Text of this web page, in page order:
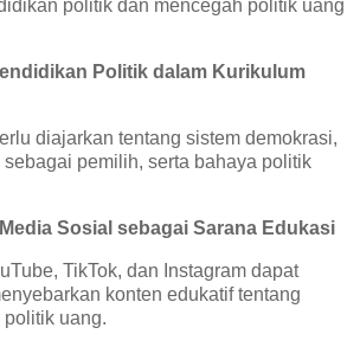
politik dan mencegah politik uang
Politik dalam Kurikulum
diajarkan tentang sistem demokrasi,
pemilih, serta bahaya politik
Sosial sebagai Sarana Edukasi
TikTok, dan Instagram dapat
konten edukatif tentang
uang.